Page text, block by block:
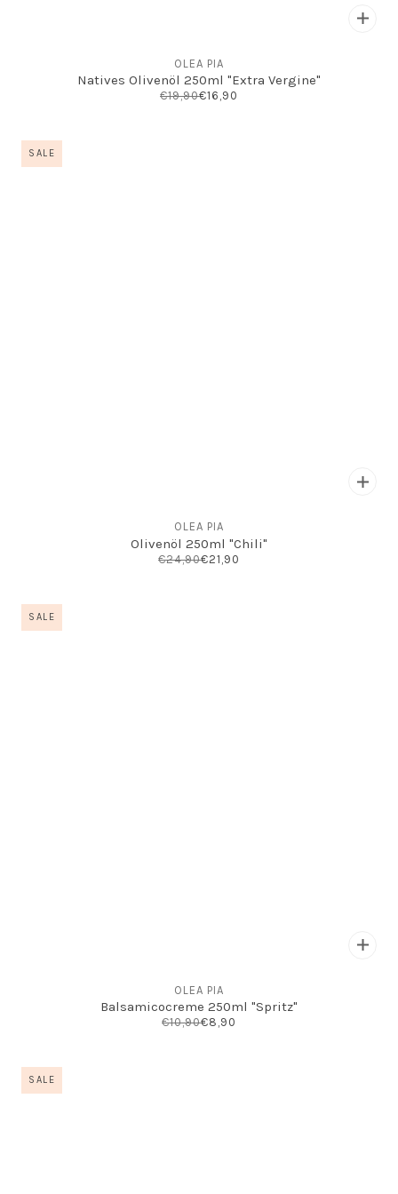
OLEA PIA
Natives Olivenöl 250ml "Extra Vergine"
€19,90€16,90
SALE
OLEA PIA
Olivenöl 250ml "Chili"
€24,90€21,90
SALE
OLEA PIA
Balsamicocreme 250ml "Spritz"
€10,90€8,90
SALE